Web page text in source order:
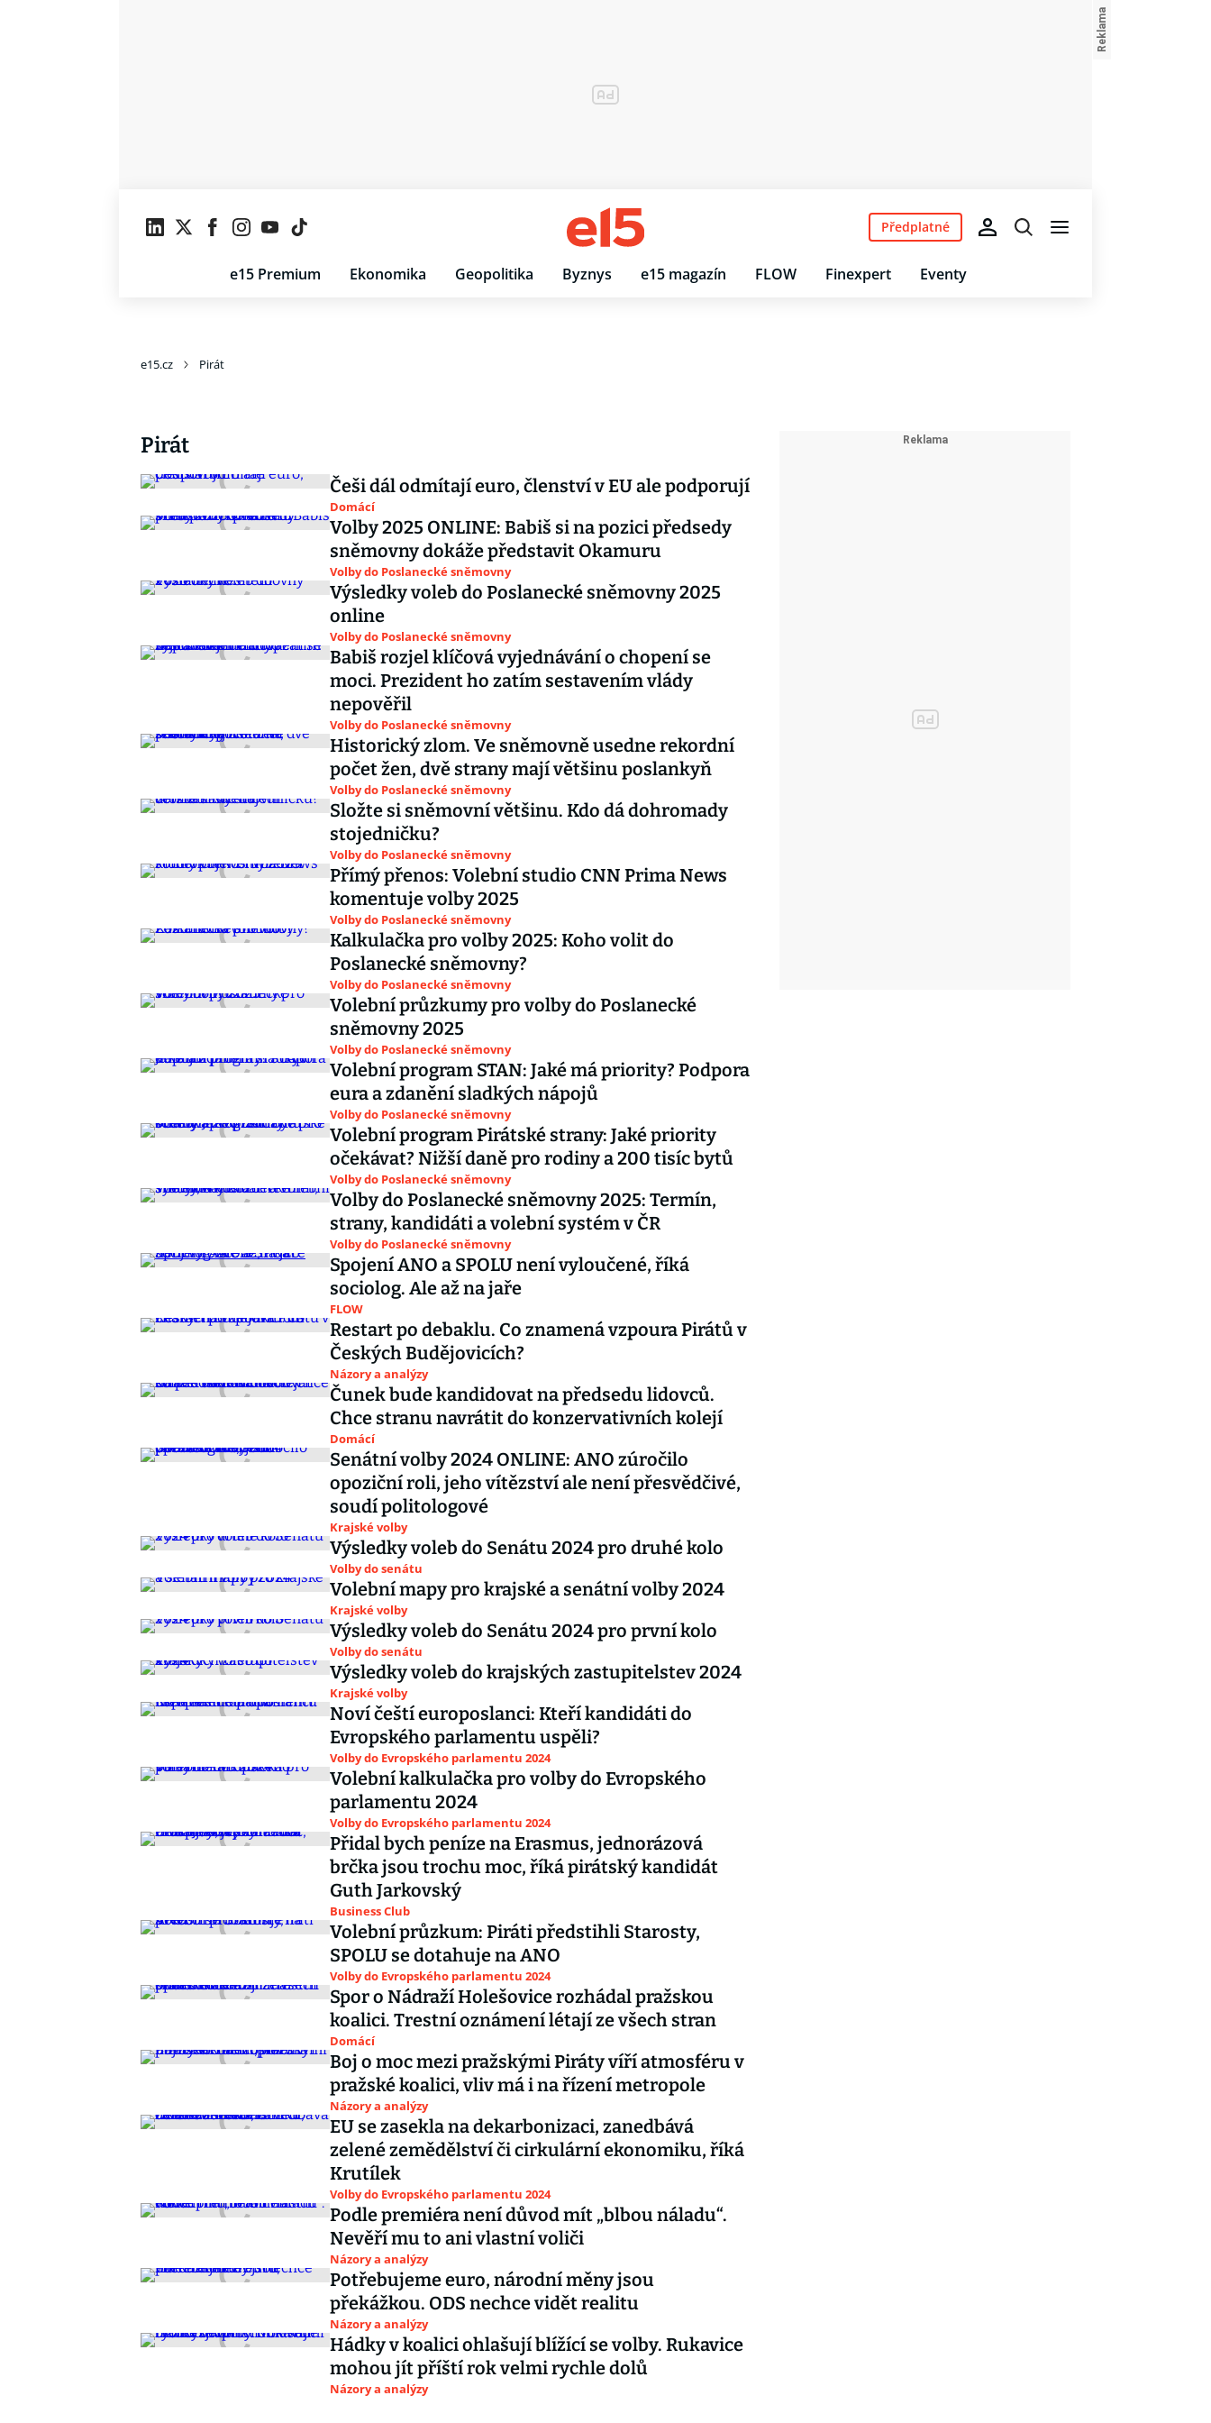
e15 Premium Ekonomika Geopolitika Byznys e15 magazín FLOW Finexpert Eventy
Předplatné
e15.cz Pirát
Pirát
Češi dál odmítají euro, členství v EU ale podporují
Domácí
Volby 2025 ONLINE: Babiš si na pozici předsedy
sněmovny dokáže představit Okamuru
Volby do Poslanecké sněmovny
Výsledky voleb do Poslanecké sněmovny 2025
online
Volby do Poslanecké sněmovny
Babiš rozjel klíčová vyjednávání o chopení se
moci. Prezident ho zatím sestavením vlády
nepověřil
Volby do Poslanecké sněmovny
Historický zlom. Ve sněmovně usedne rekordní
počet žen, dvě strany mají většinu poslankyň
Volby do Poslanecké sněmovny
Složte si sněmovní většinu. Kdo dá dohromady
stojedničku?
Volby do Poslanecké sněmovny
Přímý přenos: Volební studio CNN Prima News
komentuje volby 2025
Volby do Poslanecké sněmovny
Kalkulačka pro volby 2025: Koho volit do
Poslanecké sněmovny?
Volby do Poslanecké sněmovny
Volební průzkumy pro volby do Poslanecké
sněmovny 2025
Volby do Poslanecké sněmovny
Volební program STAN: Jaké má priority? Podpora
eura a zdanění sladkých nápojů
Volby do Poslanecké sněmovny
Volební program Pirátské strany: Jaké priority
očekávat? Nižší daně pro rodiny a 200 tisíc bytů
Volby do Poslanecké sněmovny
Volby do Poslanecké sněmovny 2025: Termín,
strany, kandidáti a volební systém v ČR
Volby do Poslanecké sněmovny
Spojení ANO a SPOLU není vyloučené, říká
sociolog. Ale až na jaře
FLOW
Restart po debaklu. Co znamená vzpoura Pirátů v
Českých Budějovicích?
Názory a analýzy
Čunek bude kandidovat na předsedu lidovců.
Chce stranu navrátit do konzervativních kolejí
Domácí
Senátní volby 2024 ONLINE: ANO zúročilo
opoziční roli, jeho vítězství ale není přesvědčivé,
soudí politologové
Krajské volby
Výsledky voleb do Senátu 2024 pro druhé kolo
Volby do senátu
Volební mapy pro krajské a senátní volby 2024
Krajské volby
Výsledky voleb do Senátu 2024 pro první kolo
Volby do senátu
Výsledky voleb do krajských zastupitelstev 2024
Krajské volby
Noví čeští europoslanci: Kteří kandidáti do
Evropského parlamentu uspěli?
Volby do Evropského parlamentu 2024
Volební kalkulačka pro volby do Evropského
parlamentu 2024
Volby do Evropského parlamentu 2024
Přidal bych peníze na Erasmus, jednorázová
brčka jsou trochu moc, říká pirátský kandidát
Guth Jarkovský
Business Club
Volební průzkum: Piráti předstihli Starosty,
SPOLU se dotahuje na ANO
Volby do Evropského parlamentu 2024
Spor o Nádraží Holešovice rozhádal pražskou
koalici. Trestní oznámení létají ze všech stran
Domácí
Boj o moc mezi pražskými Piráty víří atmosféru v
pražské koalici, vliv má i na řízení metropole
Názory a analýzy
EU se zasekla na dekarbonizaci, zanedbává
zelené zemědělství či cirkulární ekonomiku, říká
Krutílek
Volby do Evropského parlamentu 2024
Podle premiéra není důvod mít „blbou náladu“.
Nevěří mu to ani vlastní voliči
Názory a analýzy
Potřebujeme euro, národní měny jsou
překážkou. ODS nechce vidět realitu
Názory a analýzy
Hádky v koalici ohlašují blížící se volby. Rukavice
mohou jít příští rok velmi rychle dolů
Názory a analýzy